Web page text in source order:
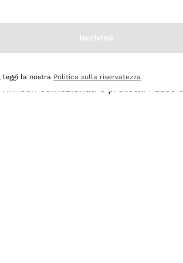
ben confezionati e protetti.
Iscrivimi
leggi la nostra Politica sulla riservatezza